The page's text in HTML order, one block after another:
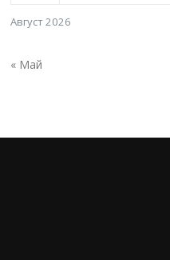
Август 2026
« Май